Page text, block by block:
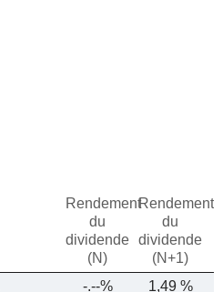
Rendement
du
dividende
(N)
Rendement
du
dividende
(N+1)
-.--% 1,49 %